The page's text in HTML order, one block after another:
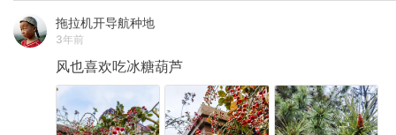
拖拉机开导航种地
3年前
风也喜欢吃冰糖葫芦